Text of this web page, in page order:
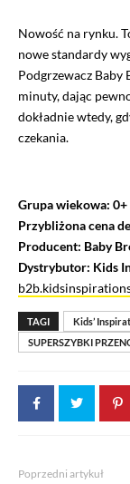
Nowość na rynku.
nowe standardy
Podgrzewacz Baby
minuty, dając
dokładnie wtedy,
czekania.
Grupa wiekowa: 0+
Przybliżona cena
Producent: Baby
Dystrybutor: Kids
TAGI
Kids’
SUPERSZYBKI
Poprzedni artykuł